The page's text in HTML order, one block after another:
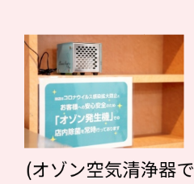
(オゾン空気清浄器で